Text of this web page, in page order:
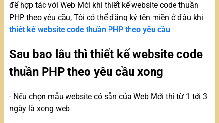
để hợp tác với Web Mới khi thiết kế website code thuần
PHP theo yêu cầu, Tôi có thể đăng ký tên miền ở đâu khi
thiết kế website code thuần PHP theo yêu cầu
Sau bao lâu thì thiết kế website code
thuần PHP theo yêu cầu xong
- Nếu chọn mẫu website có sẵn của Web Mới thì từ 1 tới 3
ngày là xong web